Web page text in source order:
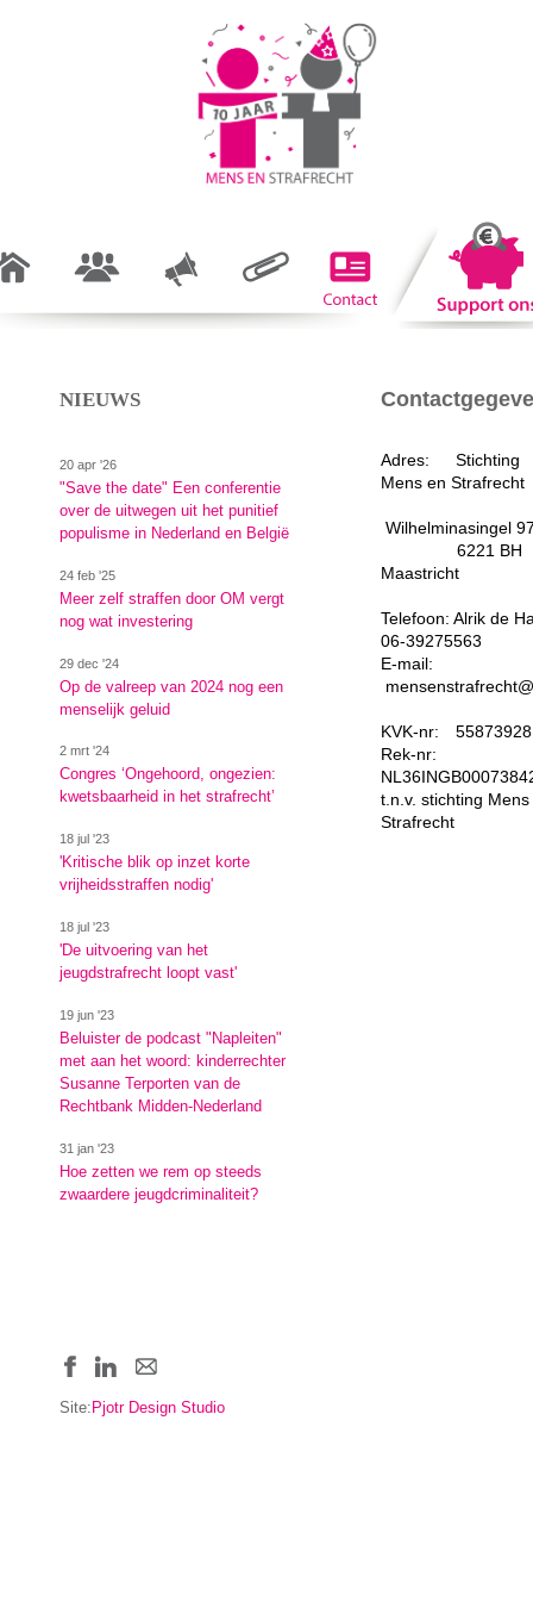
Adres: Stichting
Mens en Strafrecht
Wilhelminasingel
6221 BH
Maastricht
Telefoon: Alrik de
06-39275563
E-mail:
KVK-nr: 55873928
Rek-nr:
t.n.v. stichting Mens
Strafrecht
NIEUWS
20 apr '26
"Save the date" Een conferentie
over de uitwegen uit het punitief
populisme in Nederland en België
24 feb '25
Meer zelf straffen door OM vergt
nog wat investering
29 dec '24
Op de valreep van 2024 nog een
menselijk geluid
2 mrt '24
Congres ‘Ongehoord, ongezien:
kwetsbaarheid in het strafrecht’
18 jul '23
'Kritische blik op inzet korte
vrijheidsstraffen nodig'
18 jul '23
'De uitvoering van het
jeugdstrafrecht loopt vast'
19 jun '23
Beluister de podcast "Napleiten"
met aan het woord: kinderrechter
Susanne Terporten van de
Rechtbank Midden-Nederland
31 jan '23
Hoe zetten we rem op steeds
zwaardere jeugdcriminaliteit?
Site: Pjotr Design Studio